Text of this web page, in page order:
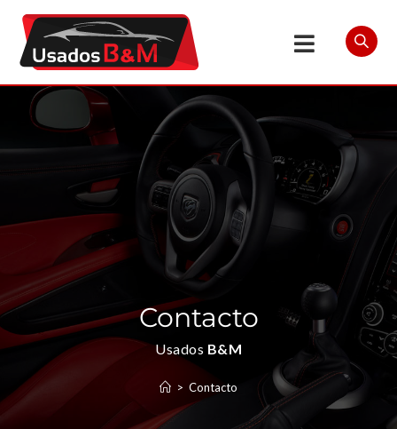
Contacto
Usados B&M
> Contacto